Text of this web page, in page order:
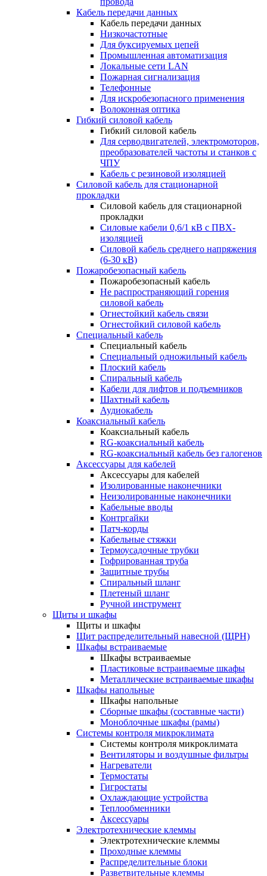
Кабель передачи данных
Кабель передачи данных
Низкочастотные
Для буксируемых цепей
Промышленная автоматизация
Локальные сети LAN
Пожарная сигнализация
Телефонные
Для искробезопасного применения
Волоконная оптика
Гибкий силовой кабель
Гибкий силовой кабель
Для серводвигателей, электромоторов,
преобразователей частоты и станков с
ЧПУ
Кабель с резиновой изоляцией
Силовой кабель для стационарной
прокладки
Силовой кабель для стационарной
прокладки
Силовые кабели 0,6/1 кВ с ПВХ-
изоляцией
Силовой кабель среднего напряжения
(6-30 кВ)
Пожаробезопасный кабель
Пожаробезопасный кабель
Не распространяющий горения
силовой кабель
Огнестойкий кабель связи
Огнестойкий силовой кабель
Специальный кабель
Специальный кабель
Специальный одножильный кабель
Плоский кабель
Спиральный кабель
Кабели для лифтов и подъемников
Шахтный кабель
Аудиокабель
Коаксиальный кабель
Коаксиальный кабель
RG-коаксиальный кабель
RG-коаксиальный кабель без галогенов
Аксессуары для кабелей
Аксессуары для кабелей
Изолированные наконечники
Неизолированные наконечники
Кабельные вводы
Контргайки
Патч-корды
Кабельные стяжки
Термоусадочные трубки
Гофрированная труба
Защитные трубы
Спиральный шланг
Плетеный шланг
Ручной инструмент
Щиты и шкафы
Щиты и шкафы
Щит распределительный навесной (ЩРН)
Шкафы встраиваемые
Шкафы встраиваемые
Пластиковые встраиваемые шкафы
Металлические встраиваемые шкафы
Шкафы напольные
Шкафы напольные
Сборные шкафы (составные части)
Моноблочные шкафы (рамы)
Системы контроля микроклимата
Системы контроля микроклимата
Вентиляторы и воздушные фильтры
Нагреватели
Термостаты
Гигростаты
Охлаждающие устройства
Теплообменники
Аксессуары
Электротехнические клеммы
Электротехнические клеммы
Проходные клеммы
Распределительные блоки
Разветвительные клеммы